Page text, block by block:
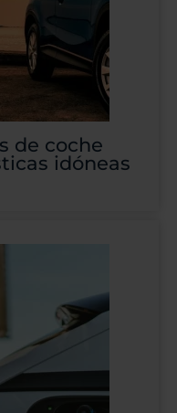
de coche
idóneas